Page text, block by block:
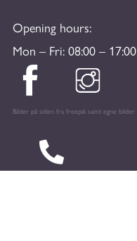
Opening hours:
Mon – Fri: 08:00 – 17:00
Bilder på siden fra freepik samt egne bilder